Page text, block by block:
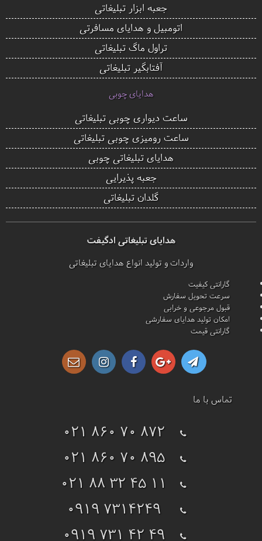
جعبه ابزار تبلیغاتی
اتومبیل و هدایای مسافرتی
تراول ماگ تبلیغاتی
آفتابگیر تبلیغاتی
هدایای چوبی
ساعت دیواری چوبی تبلیغاتی
ساعت رومیزی چوبی تبلیغاتی
هدایای تبلیغاتی چوبی
جعبه پذیرایی
گلدان تبلیغاتی
هدایای تبلیغاتی ادگیفت
واردات و تولید انواع هدایای تبلیغاتی
گارانتی کیفیت
سرعت تحویل سفارش
قبول مرجوعی و خرابی
امکان تولید هدایای سفارشی
گارانتی قیمت
تماس با ما
021 860 70 872
021 860 70 895
021 88 32 45 11
0919 7314249
0919 731 42 49